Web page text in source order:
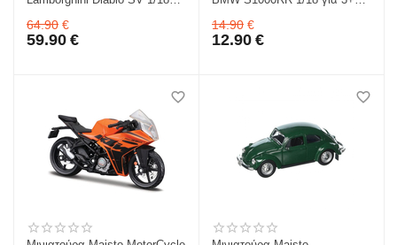
64.90 €
59.90 €
14.90 €
12.90 €